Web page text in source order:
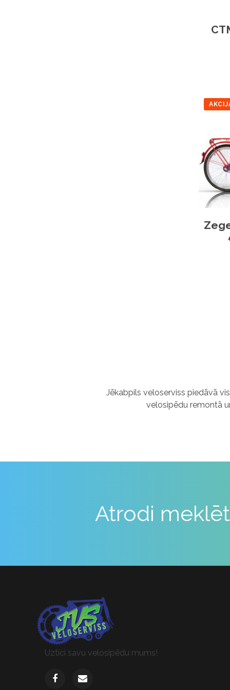
Jēkabpils veloserviss piedāvā
velosipēdu remontā
Atrodi
Uztici savu velosipēdu mums!